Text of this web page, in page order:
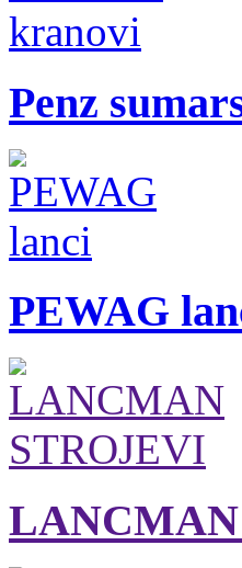
Penz
PEWAG